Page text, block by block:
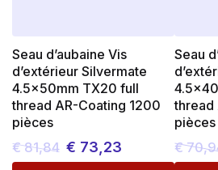
Seau d’aubaine Vis
d’extérieur Silvermate
4.5x50mm TX20 full
thread AR-Coating 1200
pièces
€81,84
Le
€ 73,23
Le
Seau
thread
pièces
€
Le
Le